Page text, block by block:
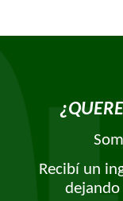
Recibí un
dejando